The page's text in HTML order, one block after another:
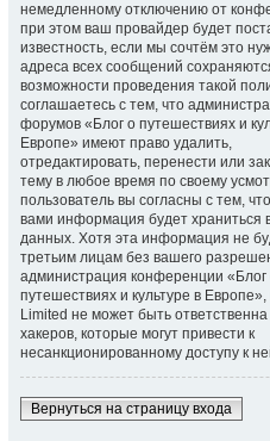
немедленному отключению от
при этом ваш провайдер будет
известность, если мы сочтём это
адреса всех сообщений
возможности проведения такой
соглашаетесь с тем, что
форумов «Блог о путешествиях и
Европе» имеют право удалить,
отредактировать, перенести или
тему в любое время по своему
пользователь вы согласны с тем,
вами информация будет храниться
данных. Хотя эта информация не
третьим лицам без вашего
администрация конференции «Блог
путешествиях и культуре в
Limited не может быть ответственна
хакеров, которые могут привести к
несанкционированному доступу к
Вернуться на страницу входа